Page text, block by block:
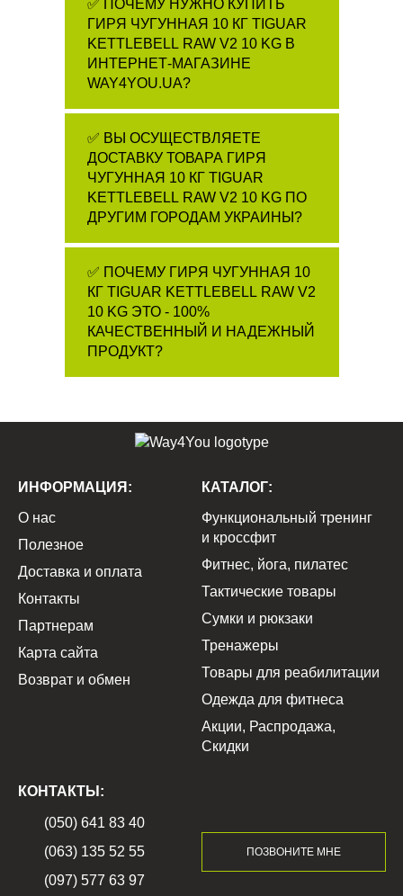
✅ ПОЧЕМУ НУЖНО КУПИТЬ
ГИРЯ ЧУГУННАЯ 10 КГ TIGUAR
KETTLEBELL RAW V2 10 KG В
ИНТЕРНЕТ-МАГАЗИНЕ
WAY4YOU.UA?
✅ ВЫ ОСУЩЕСТВЛЯЕТЕ
ДОСТАВКУ ТОВАРА ГИРЯ
ЧУГУННАЯ 10 КГ TIGUAR
KETTLEBELL RAW V2 10 KG ПО
ДРУГИМ ГОРОДАМ УКРАИНЫ?
✅ ПОЧЕМУ ГИРЯ ЧУГУННАЯ 10
КГ TIGUAR KETTLEBELL RAW V2
10 KG ЭТО - 100%
КАЧЕСТВЕННЫЙ И НАДЕЖНЫЙ
ПРОДУКТ?
ИНФОРМАЦИЯ:
О нас
Полезное
Доставка и оплата
Контакты
Партнерам
Карта сайта
Возврат и обмен
КАТАЛОГ:
Функциональный тренинг
и кроссфит
Фитнес, йога, пилатес
Тактические товары
Сумки и рюкзаки
Тренажеры
Товары для реабилитации
Одежда для фитнеса
Акции, Распродажа,
Скидки
КОНТАКТЫ:
(050) 641 83 40
(063) 135 52 55
(097) 577 63 97
ПОЗВОНИТЕ МНЕ